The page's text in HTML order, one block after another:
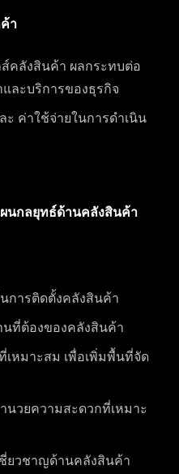
า
คลังสินค้า ผลกระทบต่อ
ะบริการของธุรกิจ
ะ ค่าใช้จ่ายในการดำเนิน
นกลยุทธ์ด้านคลังสินค้า
การติดตั้งคลังสินค้า
ที่ต้องของคลังสินค้า
หมาะสม เพื่อเพิ่มพื้นที่จัด
วยความสะดวกที่เหมาะ
ยวชาญด้านคลังสินค้า